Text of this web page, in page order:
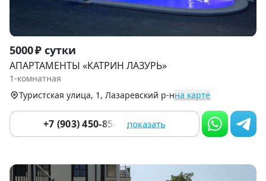
Item
1
of
9
5000 ₽ сутки
АПАРТАМЕНТЫ «КАТРИН ЛАЗУРЬ»
1-комнатная
Туристская улица, 1, Лазаревский р-нна карте
+7 (903) 450-85-55 показать